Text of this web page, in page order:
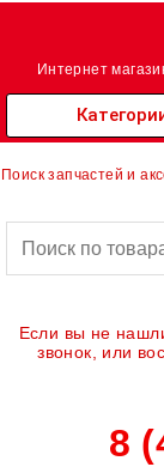
Перейти
Интернет
Поиск запчастей и
Если вы не
звонок, или
8